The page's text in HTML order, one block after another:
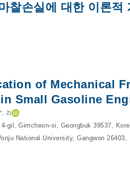
찰손실에 대한 이론적
of Mechanical
Small Gasoline
*, 2)
gil, Gimcheon-si, Geongbuk 39537,
National University, Gangwon 26403,